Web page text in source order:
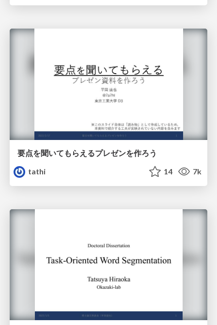
要点を聞いてもらえるプレゼンを作ろう
tathi
14 7k